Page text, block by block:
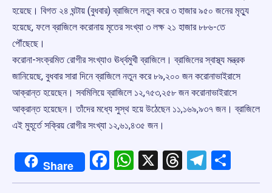
হয়েছে। বিগত ২৪ ঘন্টায় (বুধবার) ব্রাজিলে নতুন করে ৩ হাজার ৯৫০ জনের মৃত্যু
হয়েছে, ফলে ব্রাজিলে করোনায় মৃতের সংখ্যা ৩ লক্ষ ২১ হাজার ৮৮৬-তে
পৌঁছেছে।
করোনা-সংক্রমিত রোগীর সংখ্যাও ঊর্ধ্বমুখী ব্রাজিলে। ব্রাজিলের স্বাস্থ্য মন্ত্রক
জানিয়েছে, বুধবার সারা দিনে ব্রাজিলে নতুন করে ৮৯,২০০ জন করোনাভাইরাসে
আক্রান্ত হয়েছেন। সবমিলিয়ে ব্রাজিলে ১২,৭৫৩,২৫৮ জন করোনাভাইরাসে
আক্রান্ত হয়েছেন। তাঁদের মধ্যে সুস্থ হয়ে উঠেছেন ১১,১৬৯,৯৩৭ জন। ব্রাজিলে
এই মুহূর্তে সক্রিয় রোগীর সংখ্যা ১২,৬১,৪৩৫ জন।
Share Facebook
WhatsApp
X Threads